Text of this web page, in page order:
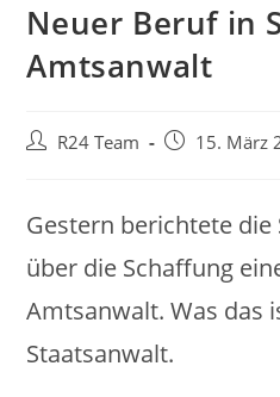
Neuer Beruf in
Amtsanwalt
Beitrags-
R24 Team
Beitrag15. März
Gestern berichtete die
über die Schaffung
Amtsanwalt. Was das
Staatsanwalt.